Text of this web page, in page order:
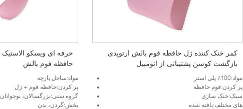
حافظه فوم بالش
مواد:ساحل پارچه
پر كردن:حافظه فوم + ژل
گروه سنی:بزرگسالان، نوجوانان
بخش:گردن، بدن
کمر خنک کننده ژل حافظه فوم بالش ارتوپدی
بازگشت کوسن پشتیبانی از اتومبیل
مواد:100٪ پلی استر
پر كردن:فوم حافظه
سبک:خنک سازی
های مختلف:بافته شده